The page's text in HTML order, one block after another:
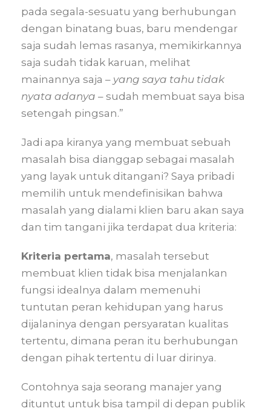
pada segala-sesuatu yang berhubungan
dengan binatang buas, baru mendengar
saja sudah lemas rasanya, memikirkannya
saja sudah tidak karuan, melihat
mainannya saja – yang saya tahu tidak
nyata adanya – sudah membuat saya bisa
setengah pingsan.”
Jadi apa kiranya yang membuat sebuah
masalah bisa dianggap sebagai masalah
yang layak untuk ditangani? Saya pribadi
memilih untuk mendefinisikan bahwa
masalah yang dialami klien baru akan saya
dan tim tangani jika terdapat dua kriteria:
Kriteria pertama, masalah tersebut
membuat klien tidak bisa menjalankan
fungsi idealnya dalam memenuhi
tuntutan peran kehidupan yang harus
dijalaninya dengan persyaratan kualitas
tertentu, dimana peran itu berhubungan
dengan pihak tertentu di luar dirinya.
Contohnya saja seorang manajer yang
dituntut untuk bisa tampil di depan publik